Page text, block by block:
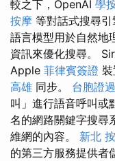
較之下，OpenAI 學
按摩 等對話式搜尋引
語言模型用於自然地
資訊來優化搜尋。
Apple 菲律賓簽證
高雄 同步。 台胞證
叫」進行語音呼叫或
名的網路關鍵字搜尋
維網的內容。 新北
的第三方服務提供者